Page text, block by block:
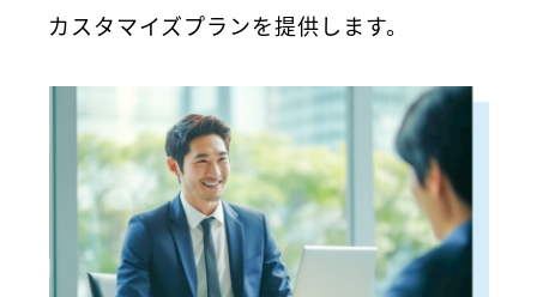
カスタマイズプランを提供します。